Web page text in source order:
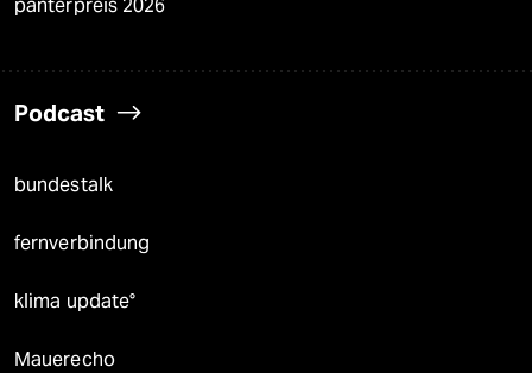
panterpreis 2026
Podcast
bundestalk
fernverbindung
klima update°
Mauerecho